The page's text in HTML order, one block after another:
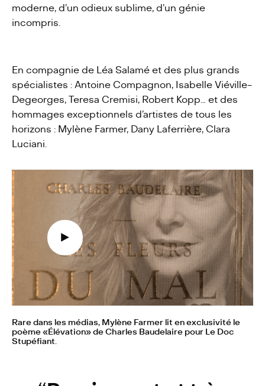
moderne, d’un odieux sublime, d’un génie
incompris.
En compagnie de Léa Salamé et des plus grands
spécialistes : Antoine Compagnon, Isabelle Viéville-
Degeorges, Teresa Cremisi, Robert Kopp… et des
hommages exceptionnels d’artistes de tous les
horizons : Mylène Farmer, Dany Laferrière, Clara
Luciani.
Rare dans les médias, Mylène Farmer lit en exclusivité le
poème «Élévation» de Charles Baudelaire pour Le Doc
Stupéfiant.